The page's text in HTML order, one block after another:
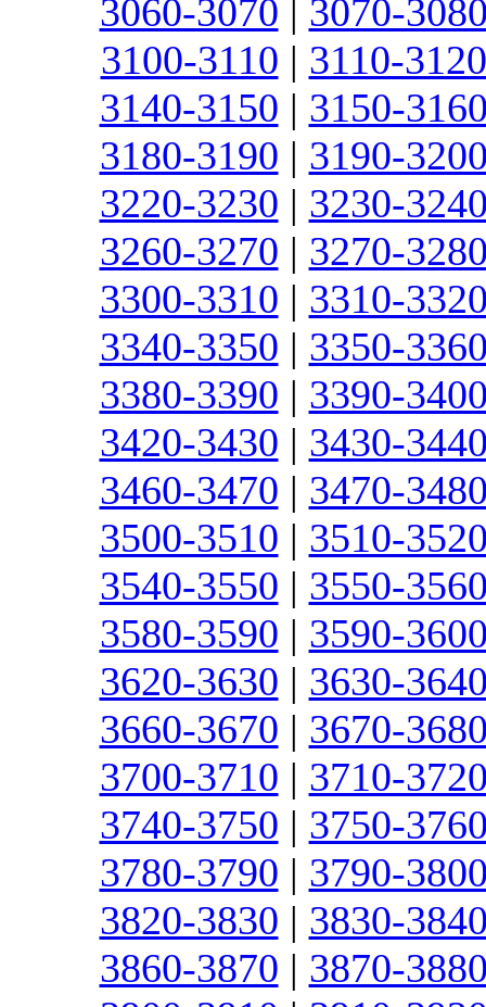
3060-3070
3070-
3100-3110 | 3110-3120
3140-3150 | 3150-
3180-3190 | 3190-
3220-3230 | 3230-
3260-3270 | 3270-
3300-3310 | 3310-
3340-3350 | 3350-
3380-3390 | 3390-
3420-3430 | 3430-
3460-3470 | 3470-
3500-3510 | 3510-
3540-3550 | 3550-
3580-3590 | 3590-
3620-3630 | 3630-
3660-3670 | 3670-
3700-3710 | 3710-
3740-3750 | 3750-
3780-3790 | 3790-
3820-3830 | 3830-
3860-3870 | 3870-